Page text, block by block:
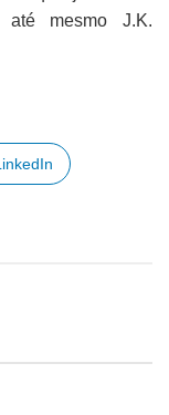
até mesmo J.K.